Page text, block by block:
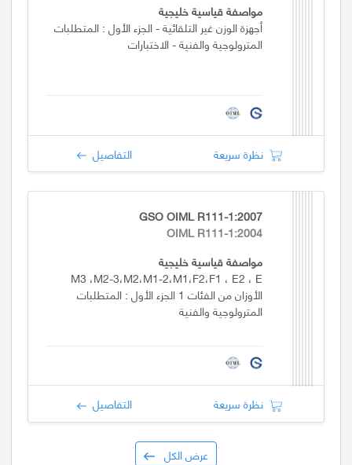
مواصفة قياسية خليجية
أجهزة الوزن غير التلقائية - الجزء الأول : المتطلبات
المترولوجية والفنية - الاختبارات
نظرة سريعة التفاصيل
GSO OIML R111-1:2007
OIML R111-1:2004
مواصفة قياسية خليجية
M3 ،M2-3،M2،M1-2،M1،F2،F1 ، E2 ، E
الأوزان من الفئات 1 الجزء الأول : المتطلبات
المترولوجية والفنية
نظرة سريعة التفاصيل
عرض الكل